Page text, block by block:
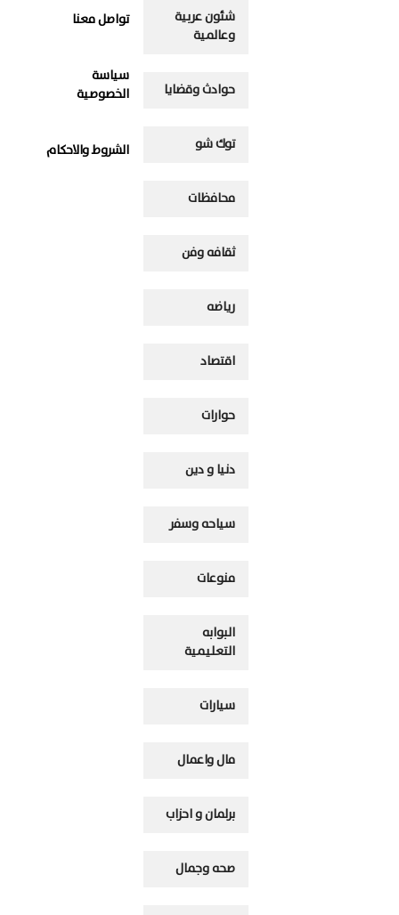
شئون عربية
وعالمية
حوادث وقضايا
توك شو
محافظات
ثقافه وفن
رياضه
اقتصاد
حوارات
دنيا و دين
سياحه وسفر
منوعات
البوابه
التعليمية
سيارات
مال واعمال
برلمان و احزاب
صحه وجمال
تواصل معنا
سياسة
الخصوصية
الشروط والاحكام